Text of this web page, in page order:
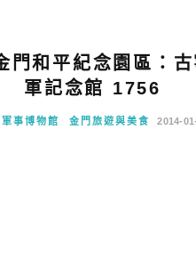
門和平紀念園區：
軍記念館 1756
軍事博物館 金門旅遊與美食 2014-